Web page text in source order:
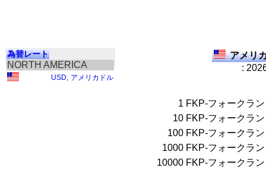
為替レート
NORTH AMERICA
USD アメリカドル
アメリ
:
1 FKP-フォークラ
10 FKP-フォークラ
100 FKP-フォークラ
1000 FKP-フォークラ
10000 FKP-フォークラ